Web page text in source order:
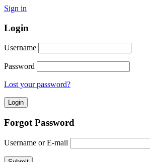
Sign in
Login
Username
Password
Lost your password?
Forgot Password
Username or E-mail